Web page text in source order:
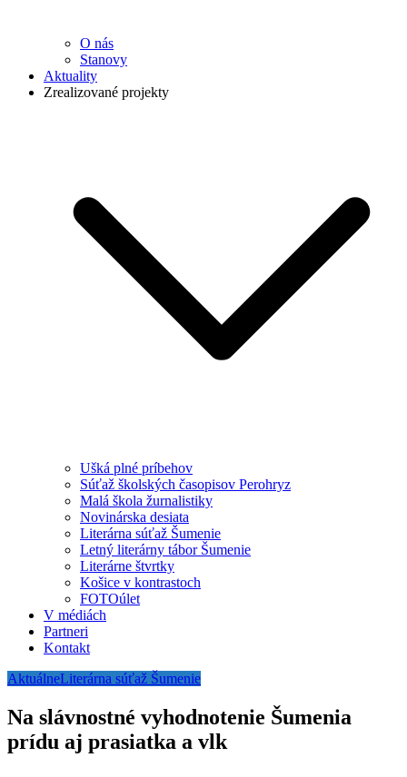
O nás
Stanovy
Aktuality
Zrealizované projekty
Ušká plné príbehov
Súťaž školských časopisov Perohryz
Malá škola žurnalistiky
Novinárska desiata
Literárna súťaž Šumenie
Letný literárny tábor Šumenie
Literárne štvrtky
Košice v kontrastoch
FOTOúlet
V médiách
Partneri
Kontakt
AktuálneLiterárna súťaž Šumenie
Na slávnostné vyhodnotenie Šumenia
prídu aj prasiatka a vlk